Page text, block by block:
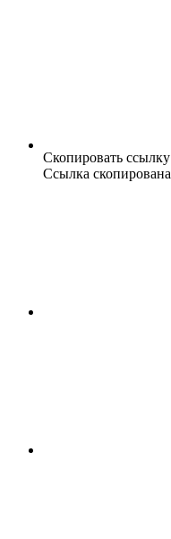
Скопировать ссылку
Ссылка скопирована